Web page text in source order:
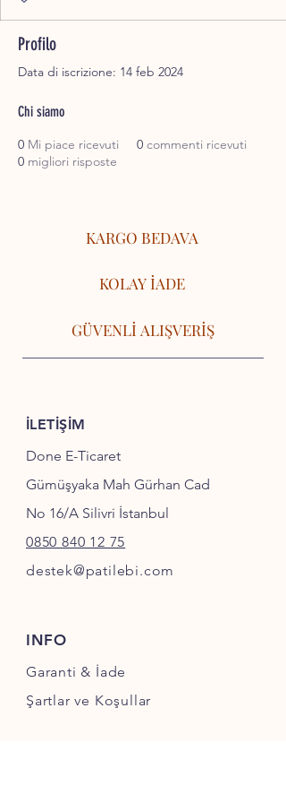
Profilo
Data di iscrizione: 14 feb 2024
Chi siamo
0 Mi piace ricevuti 0 commenti ricevuti
0 migliori risposte
KARGO BEDAVA
KOLAY İADE
GÜVENLİ ALIŞVERİŞ
İLETİŞİM
Done E-Ticaret
Gümüşyaka Mah Gürhan Cad
No 16/A Silivri İstanbul
0850 840 12 75
destek@patilebi.com
INFO
Garanti & İade
Şartlar ve Koşullar